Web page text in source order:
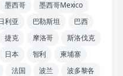
墨西哥
墨西哥Mexico
利亚 巴勒斯坦
巴西
捷克 摩洛哥
斯洛伐克
日本 智利
柬埔寨
法国 波兰
波多黎各